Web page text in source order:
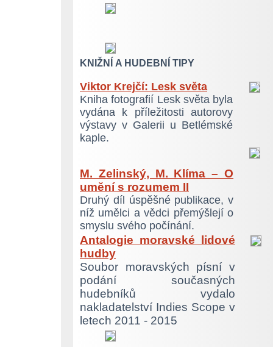
KNIŽNÍ A HUDEBNÍ TIPY
Viktor Krejčí: Lesk světa
Kniha fotografií Lesk světa byla
vydána k příležitosti autorovy
výstavy v Galerii u Betlémské
kaple.
M. Zelinský, M. Klíma – O
umění s rozumem II
Druhý díl úspěšné publikace, v
níž umělci a vědci přemýšlejí o
smyslu svého počínání.
Antalogie moravské lidové
hudby
Soubor moravských písní v
podání současných
hudebníků vydalo
nakladatelství Indies Scope v
letech 2011 - 2015